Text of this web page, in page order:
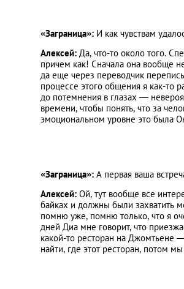
«Заграница»: И как чувствам
Алексей: Да, что-то около того.
причем как! Сначала она вообще
да еще через переводчик
процессе этого общения я как-
до потемнения в глазах —
времени, чтобы понять, что за
эмоциональном уровне это была
«Заграница»: А первая ваша
Алексей: Ой, тут вообще все
байках и должны были захватить
помню уже, помню только, что я
дней Диа мне говорит, что
какой-то ресторан на Джомтьене
найти, где этот ресторан, потом